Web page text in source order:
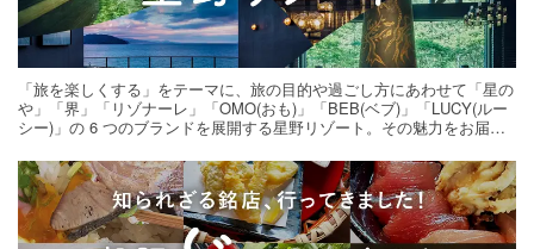
「旅を楽しくする」をテーマに、旅の目的や過ごし方にあわせて「星の
や」「界」「リゾナーレ」「OMO(おも)」「BEB(ベブ)」「LUCY(ルー
シー)」の 6 つのブランドを展開する星野リゾート。その魅力をお届け